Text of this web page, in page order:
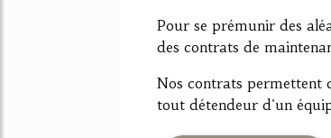
Pour se prémunir des
des contrats de
Nos contrats permettent
tout détendeur d'un